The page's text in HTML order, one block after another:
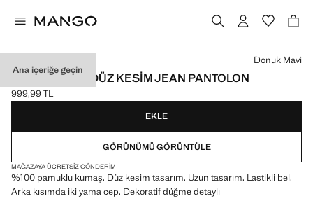
Ana içeriğe geçin
BELI LASTIKLI DÜZ KESIM JEAN PANTOLON
Güncel fiyat [999,99 TL ]
999,99 TL
Bir renk seçin
Donuk Mavi
EKLE
GÖRÜNÜMÜ GÖRÜNTÜLE
MAĞAZAYA ÜCRETSIZ GÖNDERIM
%100 pamuklu kumaş. Düz kesim tasarım. Uzun tasarım. Lastikli bel.
Arka kısımda iki yama cep. Dekoratif düğme detaylı